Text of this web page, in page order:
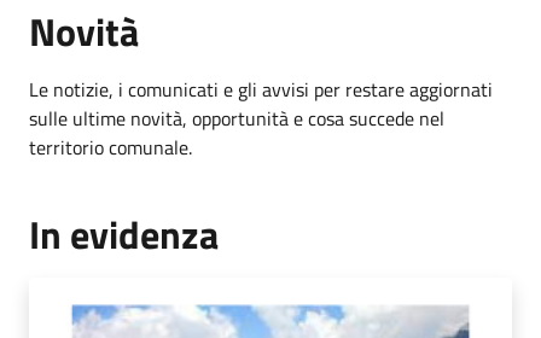
Novità
Le notizie, i comunicati e gli avvisi per restare aggiornati
sulle ultime novità, opportunità e cosa succede nel
territorio comunale.
In evidenza